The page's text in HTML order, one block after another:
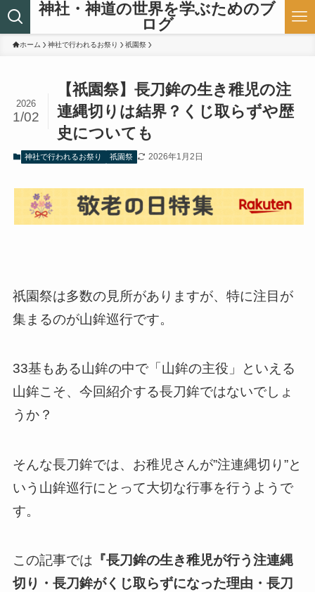
神社・神道の世界を学ぶためのブ
ログ
ホーム 神社で行われるお祭り 祇園祭
【祇園祭】長刀鉾の生き稚児の注
連縄切りは結界？くじ取らずや歴
史についても
2026
1/02
神社で行われるお祭り 祇園祭 2026年1月2日
祇園祭は多数の見所がありますが、特に注目が
集まるのが山鉾巡行です。
33基もある山鉾の中で「山鉾の主役」といえる
山鉾こそ、今回紹介する長刀鉾ではないでしょ
うか？
そんな長刀鉾では、お稚児さんが”注連縄切り”と
いう山鉾巡行にとって大切な行事を行うようで
す。
この記事では 『長刀鉾の生き稚児が行う注連縄
切り・長刀鉾がくじ取らずになった理由・長刀